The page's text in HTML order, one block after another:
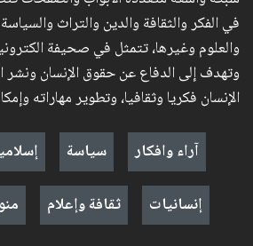
في الفكر والثقافة والدين والتراث
والعلوم وغيرها، تتمثل في صحيفة
وتهدف إلى الدفاع عن حقوق الإنسان ونشر
الإنسان فكريا وثقافيا، وتطوير مهاراته
آراء وافكار
سياسة
إنسانيات
ثقافة وإعلام